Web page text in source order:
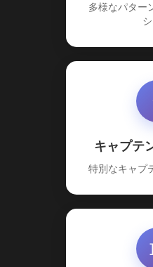
多様なパター
キャプテ
特別なキャプ